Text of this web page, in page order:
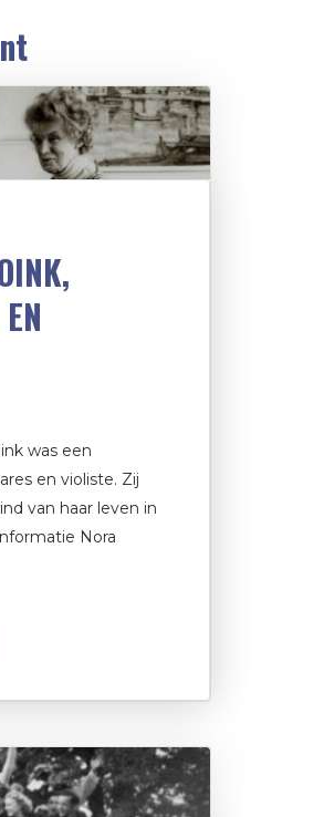
was een
en violiste. Zij
van haar leven in
Nora